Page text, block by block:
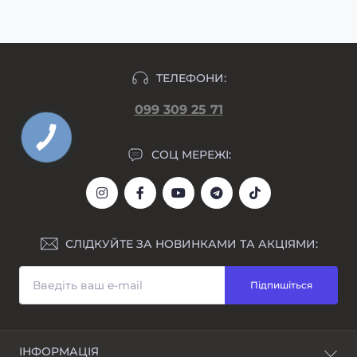
ТЕЛЕФОНИ:
099 309 25 71
СОЦ МЕРЕЖІ:
СЛІДКУЙТЕ ЗА НОВИНКАМИ ТА АКЦІЯМИ:
Підпишіться
ІНФОРМАЦІЯ